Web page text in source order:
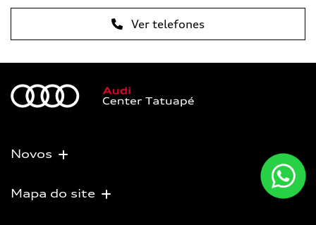
Ver telefones
Novos
Mapa do site